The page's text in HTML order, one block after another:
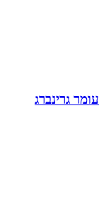
עומר גרינברג